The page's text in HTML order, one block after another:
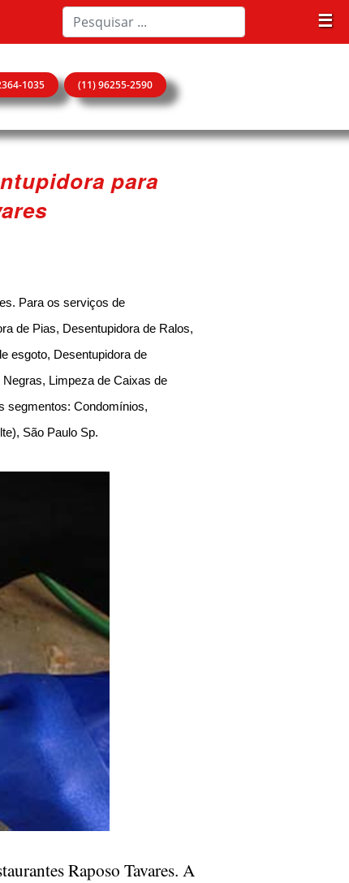
☰
1035 (11) 96255-2590
para
Para os serviços de
de Pias, Desentupidora de Ralos,
esgoto, Desentupidora de
Limpeza de Caixas de
segmentos: Condomínios,
São Paulo Sp.
Raposo Tavares. A